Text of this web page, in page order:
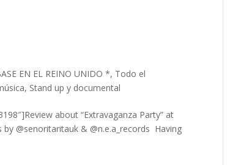
EN EL REINO UNIDO *, Todo el
, Stand up y documental
about “Extravaganza Party” at
@senoritaritauk & @n.e.a_records Having